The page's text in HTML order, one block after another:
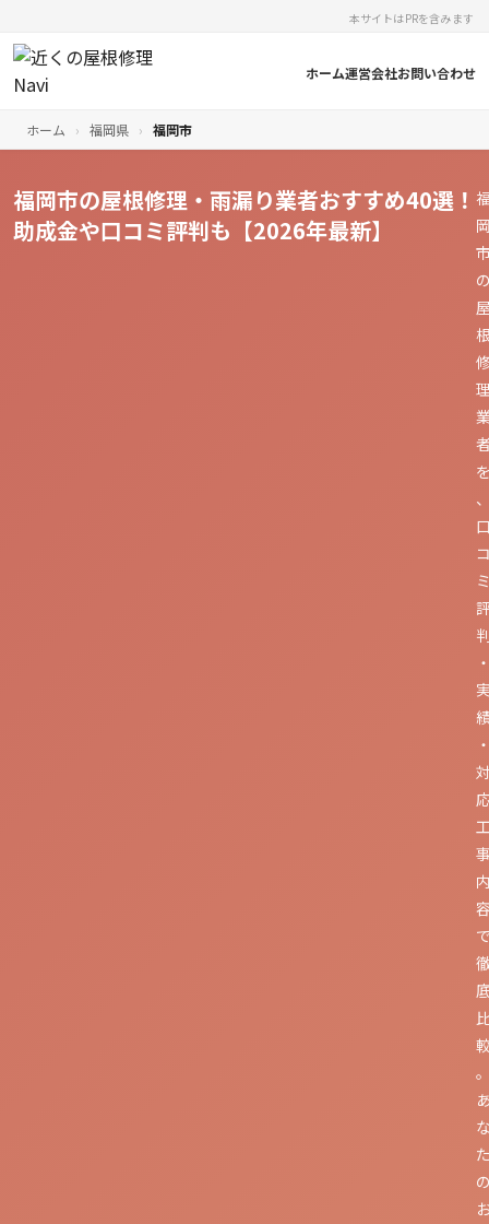
本サイトはPRを含みます
ホーム運営会社お問い合わせ
ホーム › 福岡県 › 福岡市
福岡市の屋根修理・雨漏り業者おすすめ40選！
助成金や口コミ評判も【2026年最新】